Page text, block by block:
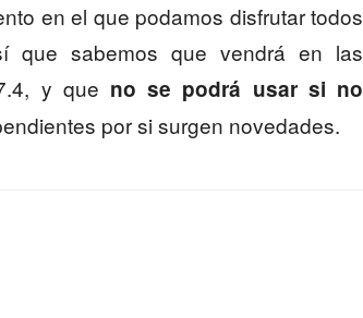
en el que podamos disfrutar todos
que sabemos que vendrá en las
y que no se podrá usar si no
por si surgen novedades.